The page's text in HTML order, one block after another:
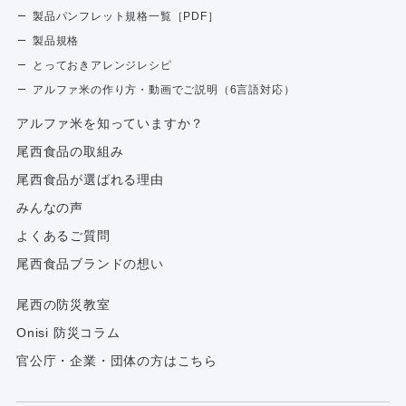
製品パンフレット規格一覧［PDF］
製品規格
とっておきアレンジレシピ
アルファ米の作り方・動画でご説明（6言語対応）
アルファ⽶を知っていますか？
尾西食品の取組み
尾西食品が選ばれる理由
みんなの声
よくあるご質問
尾西食品ブランドの想い
尾西の防災教室
Onisi 防災コラム
官公庁・企業・団体の方はこちら